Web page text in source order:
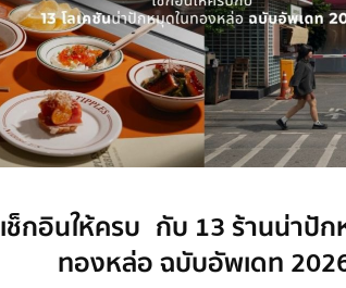
เช็กอินให้ครบ กับ 13 ร้านน่าปัก
ทองหล่อ ฉบับอัพเดท